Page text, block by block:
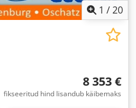
1 /20
8 353 €
fikseeritud hind lisandub käibemaks